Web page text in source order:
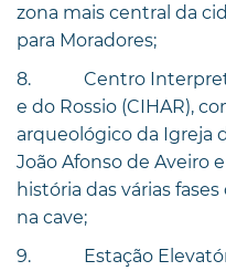
zona mais central da
para Moradores;
8. Centro
e do Rossio (CIHAR),
arqueológico da Igreja
João Afonso de Aveiro
história das várias
na cave;
9. Estação